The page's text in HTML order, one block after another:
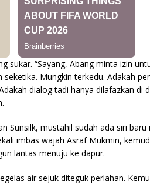
sukar. “Sayang, Abang minta izin
Mungkin terkedu. Adakah
dialog tadi hanya dilafazkan di
Sunsilk, mustahil sudah ada siri
imbas wajah Asraf Mukmin,
lantas menuju ke dapur.
air sejuk diteguk perlahan.